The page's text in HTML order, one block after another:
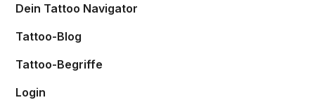
Dein Tattoo Navigator
Tattoo-Blog
Tattoo-Begriffe
Login